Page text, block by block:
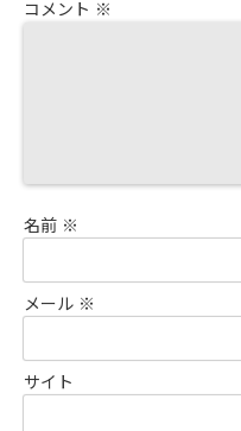
コメント ※
名前 ※
メール ※
サイト